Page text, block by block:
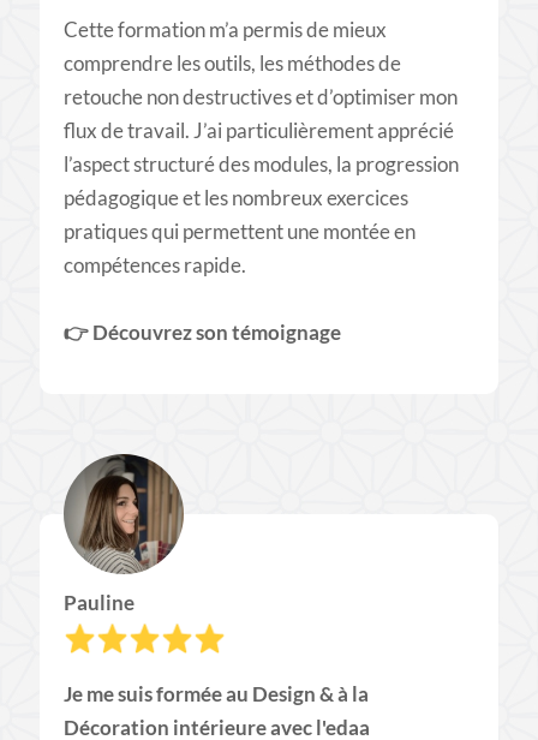
Cette formation m’a permis de mieux
comprendre les outils, les méthodes de
retouche non destructives et d’optimiser mon
flux de travail. J’ai particulièrement apprécié
l’aspect structuré des modules, la progression
pédagogique et les nombreux exercices
pratiques qui permettent une montée en
compétences rapide.
👉 ​Découvrez son témoignage
Pauline
Je me suis formée au Design & à la
Décoration intérieure avec l'edaa